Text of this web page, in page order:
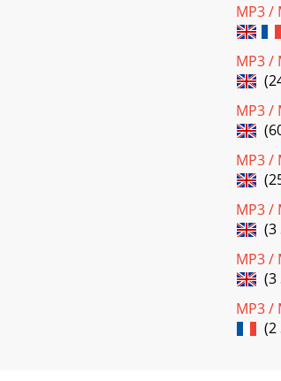
MP3 /
MP3 /
MP3 /
MP3 /
MP3 /
(3
MP3 /
(3
MP3 /
(2